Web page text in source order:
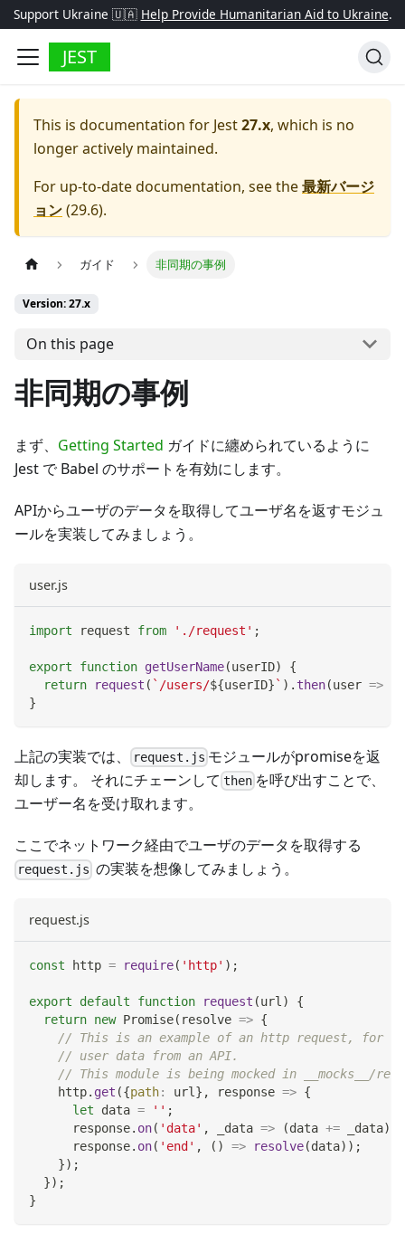
Support Ukraine 🇺🇦 Help Provide Humanitarian Aid to Ukraine.
JEST
This is documentation for Jest27.x, which is no
longer actively maintained.
For up-to-date documentation, see the最新バージ
ョン(29.6).
ガイド 非同期の事例
Version: 27.x
On this page
非同期の事例
まず、 Getting Started ガイドに纏められているように
Jest で Babel のサポートを有効にします。
APIからユーザのデータを取得してユーザ名を返すモジュ
ールを実装してみましょう。
user.js
import request from './request' ;
export function getUserName(userID)
{
return
request ( ` /users/${userID} ` ) . then(user =>
}
上記の実装では、 request.js モジュールがpromiseを返
却します。 それにチェーンして then を呼び出すことで、
ユーザー名を受け取れます。
ここでネットワーク経由でユーザのデータを取得する
request.js の実装を想像してみましょう。
request.js
const http = require( 'http' ) ;
export default function request (url)
{
return new Promise( resolve => {
// This is an example of an http request, for
// user data from an API.
// This module is being mocked in __mocks__/
    http
. get ({path: url} , response => {
let data = '' ;
      response
. on( 'data' , _data => (data += _data)
      response
. on( 'end' , ( ) => resolve(data) ) ;
}) ;
}) ;
}